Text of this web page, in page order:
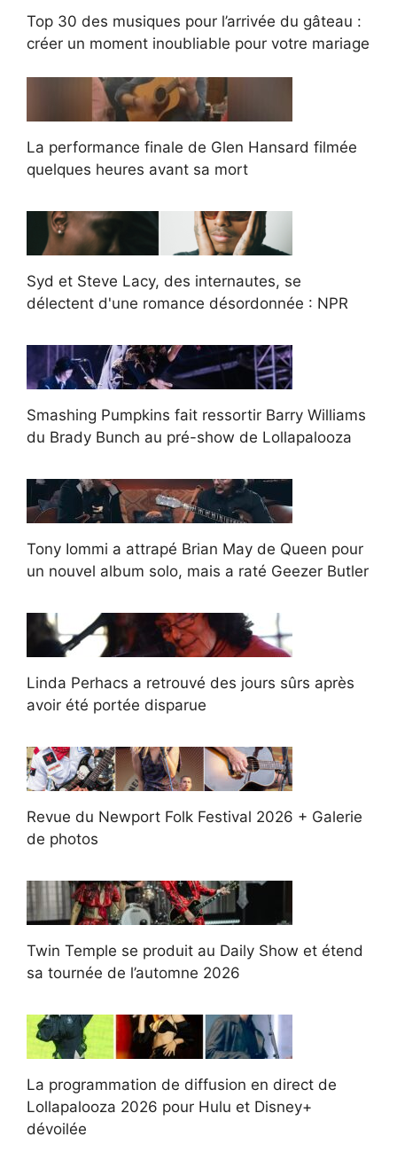
Top 30 des musiques pour l’arrivée du gâteau :
créer un moment inoubliable pour votre mariage
La performance finale de Glen Hansard filmée
quelques heures avant sa mort
Syd et Steve Lacy, des internautes, se
délectent d'une romance désordonnée : NPR
Smashing Pumpkins fait ressortir Barry Williams
du Brady Bunch au pré-show de Lollapalooza
Tony Iommi a attrapé Brian May de Queen pour
un nouvel album solo, mais a raté Geezer Butler
Linda Perhacs a retrouvé des jours sûrs après
avoir été portée disparue
Revue du Newport Folk Festival 2026 + Galerie
de photos
Twin Temple se produit au Daily Show et étend
sa tournée de l’automne 2026
La programmation de diffusion en direct de
Lollapalooza 2026 pour Hulu et Disney+
dévoilée